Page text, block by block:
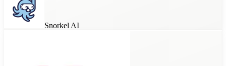
Snorkel AI